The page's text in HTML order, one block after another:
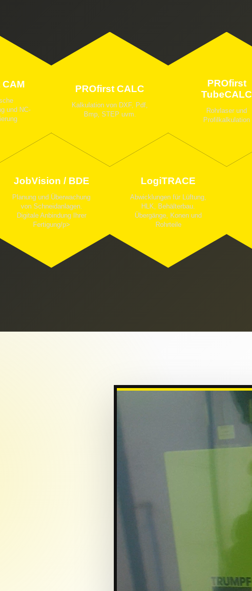
und NC-
PROfirst CALC
Kalkulation von DXF, Pdf,
Bmp, STEP uvm.
PROfirst
TubeCALC
Rohrlaser und
Profilkalkulation
JobVision / BDE
Planung und Überwachung
von Schneidanlagen.
Digitale Anbindung Ihrer
Fertigung/p>
LogiTRACE
Abwicklungen für Lüftung,
HLK, Behälterbau.
Übergänge, Konen und
Rohrteile